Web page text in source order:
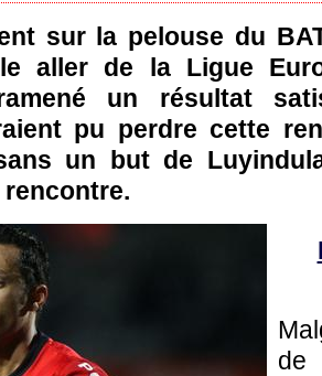
sur la pelouse du
aller de la Ligue
un résultat
pu perdre cette
un but de